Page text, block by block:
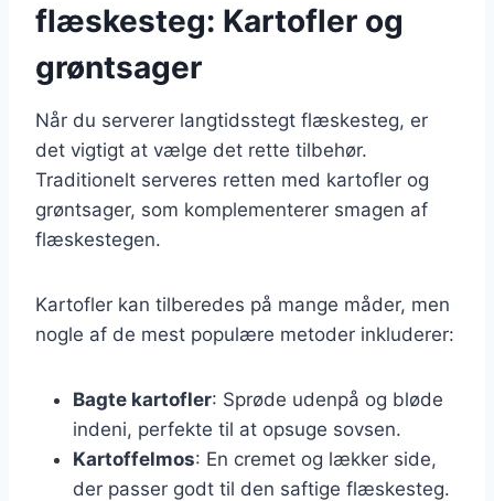
flæskesteg: Kartofler og
grøntsager
Når du serverer langtidsstegt flæskesteg, er
det vigtigt at vælge det rette tilbehør.
Traditionelt serveres retten med kartofler og
grøntsager, som komplementerer smagen af
flæskestegen.
Kartofler kan tilberedes på mange måder, men
nogle af de mest populære metoder inkluderer:
Bagte kartofler: Sprøde udenpå og bløde
indeni, perfekte til at opsuge sovsen.
Kartoffelmos: En cremet og lækker side,
der passer godt til den saftige flæskesteg.